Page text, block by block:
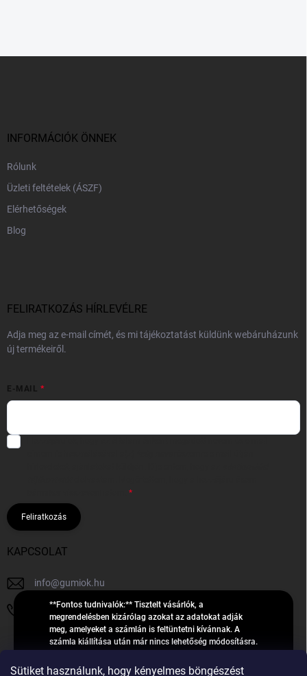
Sütiket használunk, hogy kényelmes böngészést
**Fontos tudnivalók:** Tisztelt vásárlók, a
megrendelésben kizárólag azokat az adatokat adják
meg, amelyeket a számlán is feltüntetni kívánnak. A
számla kiállítása után már nincs lehetőség módosításra.
feldolgozása” státusz alatt van lehetőség! Csak új,
INFORMÁCIÓK ÖNNEK
Rólunk
Üzleti feltételek (ÁSZF)
Elérhetőségek
Blog
FELIRATKOZÁS HÍRLEVÉLRE
Adja meg az e-mail címét, és mi tájékoztatást küldünk webáruházunk
új termékeiről.
E-MAIL
Feliratkozás
KAPCSOLAT
info@gumiok.hu
+36705429902